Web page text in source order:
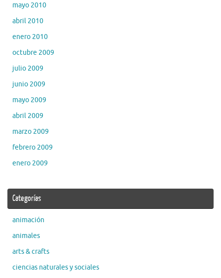
mayo 2010
abril 2010
enero 2010
octubre 2009
julio 2009
junio 2009
mayo 2009
abril 2009
marzo 2009
febrero 2009
enero 2009
Categorías
animación
animales
arts & crafts
ciencias naturales y sociales